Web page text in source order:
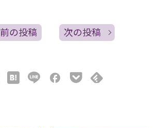
前の投稿 次の投稿